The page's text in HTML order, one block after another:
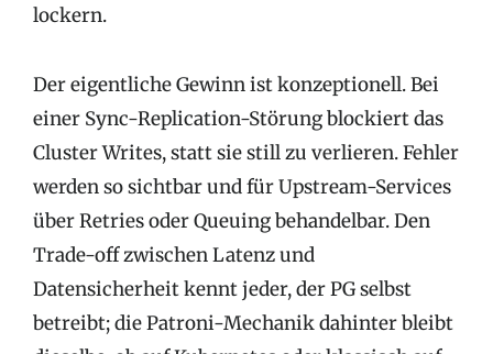
lockern.
Der eigentliche Gewinn ist konzeptionell. Bei
einer Sync-Replication-Störung blockiert das
Cluster Writes, statt sie still zu verlieren. Fehler
werden so sichtbar und für Upstream-Services
über Retries oder Queuing behandelbar. Den
Trade-off zwischen Latenz und
Datensicherheit kennt jeder, der PG selbst
betreibt; die Patroni-Mechanik dahinter bleibt